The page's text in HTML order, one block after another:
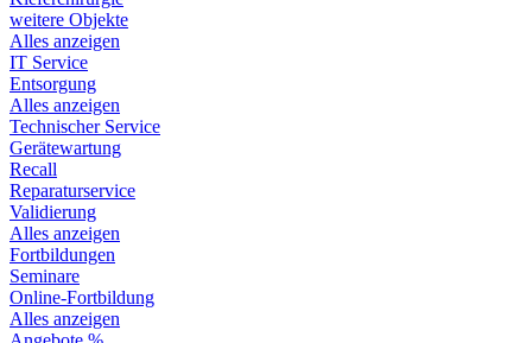
weitere Objekte
Alles anzeigen
IT Service
Entsorgung
Alles anzeigen
Technischer Service
Gerätewartung
Recall
Reparaturservice
Validierung
Alles anzeigen
Fortbildungen
Seminare
Online-Fortbildung
Alles anzeigen